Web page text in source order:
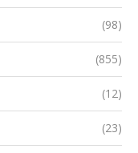
(98)
(855)
(12)
(23)